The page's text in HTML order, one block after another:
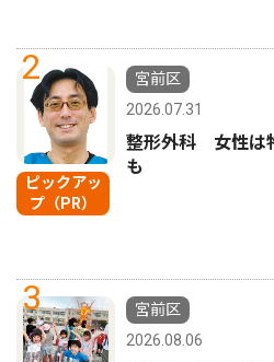
2
ピックアッ
プ（PR）
宮前区
2026.07.31
整形外科 女性は
も
3
宮前区
2026.08.06